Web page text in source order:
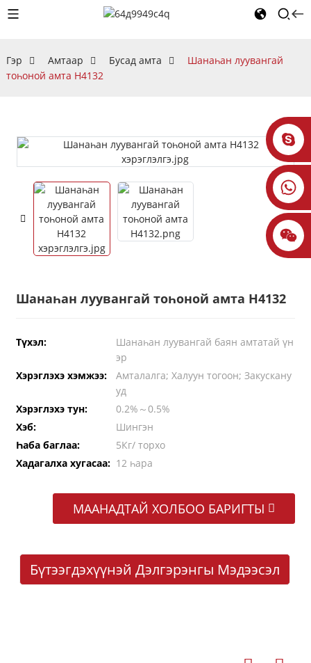
Гэр Амтаар Бусад амта
Шанаһан луувангай
тоһоной амта H4132
Шанаһан луувангай тоһоной амта H4132
Түхэл:
Шанаһан луувангай баян амтатай үн
эр
Хэрэглэхэ хэмжээ:
Амталалга; Халуун тогоон; Закускану
уд
Хэрэглэхэ тун:
0.2%～0.5%
Хэб:
Шингэн
Һаба баглаа:
5Кг/ торхо
Хадагалха хугасаа: 12 һара
МААНАДТАЙ ХОЛБОО БАРИГТЫ
Бүтээгдэхүүнэй Дэлгэрэнгы Мэдээсэл